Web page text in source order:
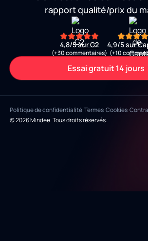
rapport qualité/prix du
4,8/5sur G2
(+30 commentaires)
4,9/5sur
(+10
Essai gratuit 14 jours
© 2026 Mindee. Tous droits réservés.
Politique de confidentialité Termes Cookies